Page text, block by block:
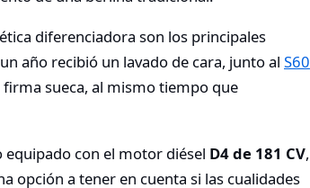
diferenciadora son los principales
año recibió un lavado de cara, junto al S60
sueca, al mismo tiempo que
con el motor diésel D4 de 181 CV,
opción a tener en cuenta si las cualidades